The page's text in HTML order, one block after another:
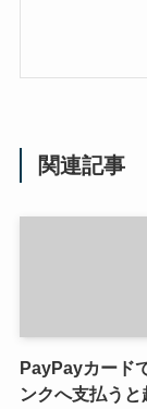
関連記事
PayPayカード
ンクへ支払う